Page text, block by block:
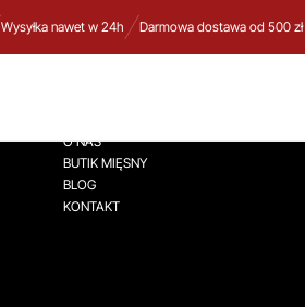
Wysyłka nawet w 24h Darmowa dostawa od 500 zł
O NAS
BUTIK MIĘSNY
BLOG
KONTAKT